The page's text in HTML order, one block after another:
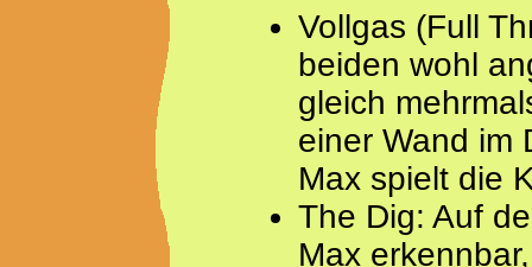
Vollgas (Full
beiden wohl
gleich
einer Wand im
Max spielt die
The Dig: Auf
Max